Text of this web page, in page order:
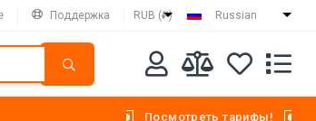
Поддержка RUB (₽) Russian
Посмотреть тарифы!